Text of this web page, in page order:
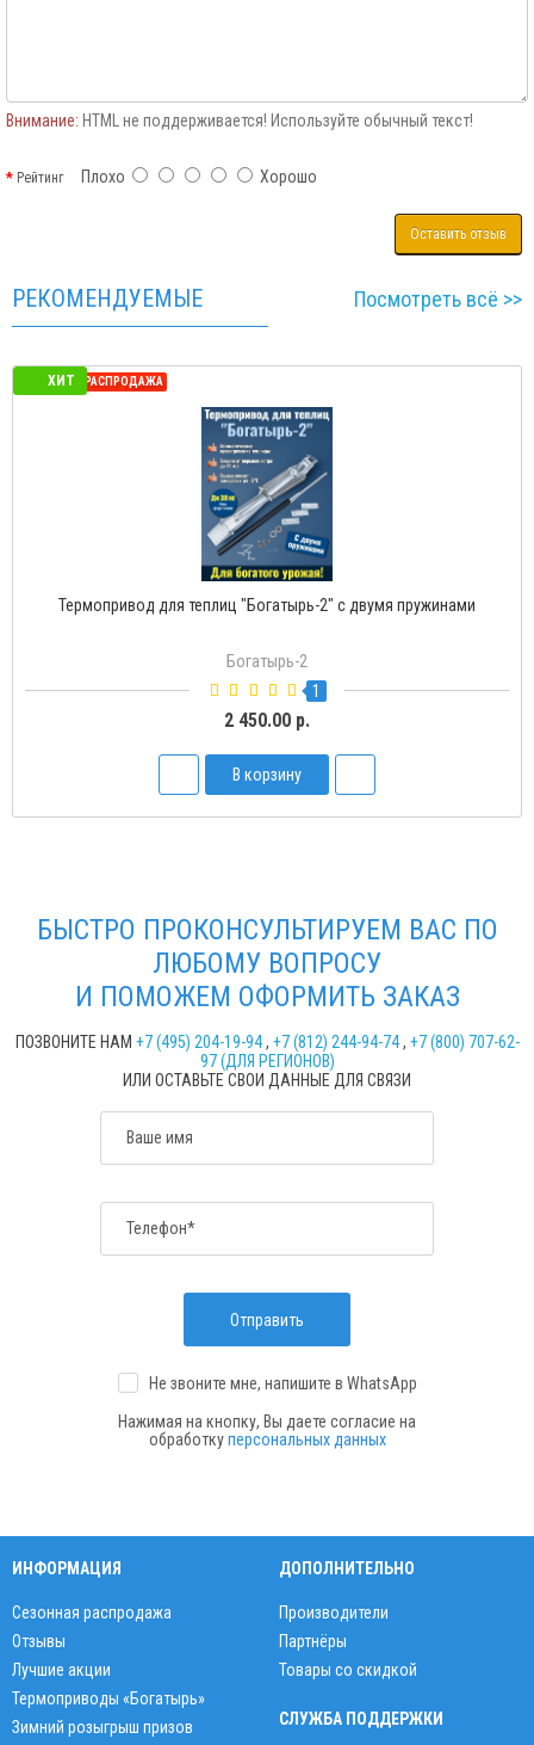
Внимание: HTML не поддерживается! Используйте обычный текст!
РейтингПлохо Хорошо
Оставить отзыв
РЕКОМЕНДУЕМЫЕ Посмотреть всё >>
ХИТ
СЕЗОННАЯ РАСПРОДАЖА
Термопривод для теплиц "Богатырь-Д" с доводчиком
Богатырь-Д
2
1 500.00 р.
В корзину
БЫСТРО ПРОКОНСУЛЬТИРУЕМ ВАС ПО
ЛЮБОМУ ВОПРОСУ
И ПОМОЖЕМ ОФОРМИТЬ ЗАКАЗ
ПОЗВОНИТЕ НАМ +7 (495) 204-19-94, +7 (812) 244-94-74, +7 (800) 707-62-
97 (ДЛЯ РЕГИОНОВ)
ИЛИ ОСТАВЬТЕ СВОИ ДАННЫЕ ДЛЯ СВЯЗИ
Ваше имя
Телефон*
Отправить
Не звоните мне, напишите в WhatsApp
Нажимая на кнопку, Вы даете согласие на
обработкуперсональных данных
ИНФОРМАЦИЯ
Сезонная распродажа
Отзывы
Лучшие акции
Термоприводы «Богатырь»
Зимний розыгрыш призов
ДОПОЛНИТЕЛЬНО
Производители
Партнёры
Товары со скидкой
СЛУЖБА ПОДДЕРЖКИ